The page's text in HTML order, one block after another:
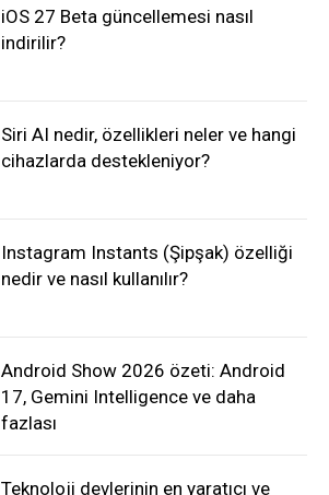
iOS 27 Beta güncellemesi nasıl
indirilir?
Siri AI nedir, özellikleri neler ve hangi
cihazlarda destekleniyor?
Instagram Instants (Şipşak) özelliği
nedir ve nasıl kullanılır?
Android Show 2026 özeti: Android
17, Gemini Intelligence ve daha
fazlası
Teknoloji devlerinin en yaratıcı ve